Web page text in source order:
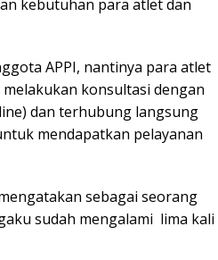
kebutuhan para atlet dan
APPI, nantinya para atlet
konsultasi dengan
dan terhubung langsung
mendapatkan pelayanan
sebagai seorang
sudah mengalami lima kali